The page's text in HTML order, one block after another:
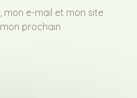
mon e-mail et mon site
prochain